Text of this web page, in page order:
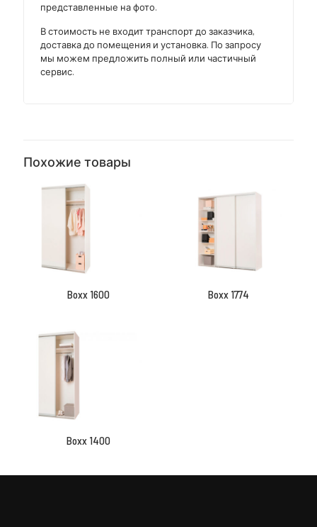
представленные на фото.
В стоимость не входит транспорт до заказчика,
доставка до помещения и установка. По запросу
мы можем предложить полный или частичный
сервис.
Похожие товары
Boxx 1600 Boxx 1774
Boxx 1400